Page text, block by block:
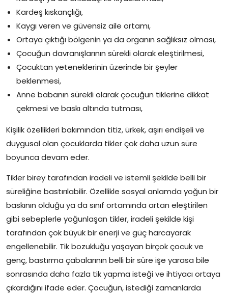
Kardeş kıskançlığı,
Kaygı veren ve güvensiz aile ortamı,
Ortaya çıktığı bölgenin ya da organın sağlıksız olması,
Çocuğun davranışlarının sürekli olarak eleştirilmesi,
Çocuktan yeteneklerinin üzerinde bir şeyler
beklenmesi,
Anne babanın sürekli olarak çocuğun tiklerine dikkat
çekmesi ve baskı altında tutması,
Kişilik özellikleri bakımından titiz, ürkek, aşırı endişeli ve
duygusal olan çocuklarda tikler çok daha uzun süre
boyunca devam eder.
Tikler birey tarafından iradeli ve istemli şekilde belli bir
süreliğine bastırılabilir. Özellikle sosyal anlamda yoğun bir
baskının olduğu ya da sınıf ortamında artan eleştirilen
gibi sebeplerle yoğunlaşan tikler, iradeli şekilde kişi
tarafından çok büyük bir enerji ve güç harcayarak
engellenebilir. Tik bozukluğu yaşayan birçok çocuk ve
genç, bastırma çabalarının belli bir süre işe yarasa bile
sonrasında daha fazla tik yapma isteği ve ihtiyacı ortaya
çıkardığını ifade eder. Çocuğun, istediği zamanlarda